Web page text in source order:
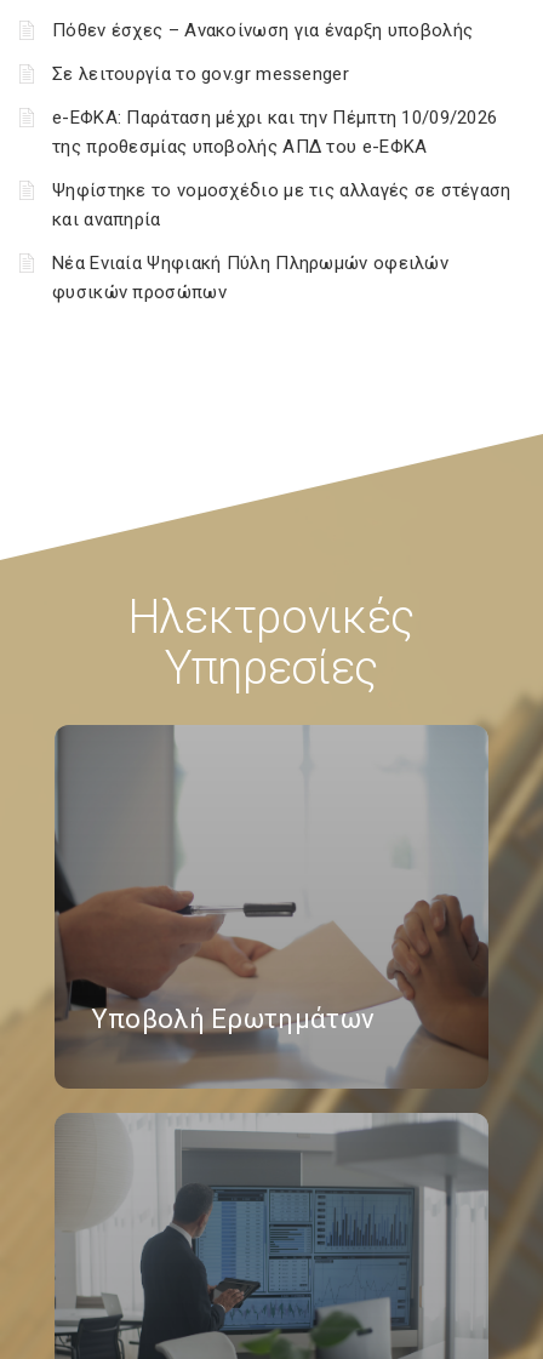
Πόθεν έσχες – Ανακοίνωση για έναρξη υποβολής
Σε λειτουργία το gov.gr messenger
e-ΕΦΚΑ: Παράταση μέχρι και την Πέμπτη 10/09/2026
της προθεσμίας υποβολής ΑΠΔ του e-ΕΦΚΑ
Ψηφίστηκε το νομοσχέδιο με τις αλλαγές σε στέγαση
και αναπηρία
Νέα Ενιαία Ψηφιακή Πύλη Πληρωμών οφειλών
φυσικών προσώπων
Ηλεκτρονικές
Υπηρεσίες
Υποβολή Ερωτημάτων